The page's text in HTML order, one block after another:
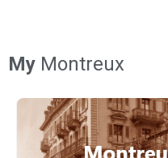
My Montreux